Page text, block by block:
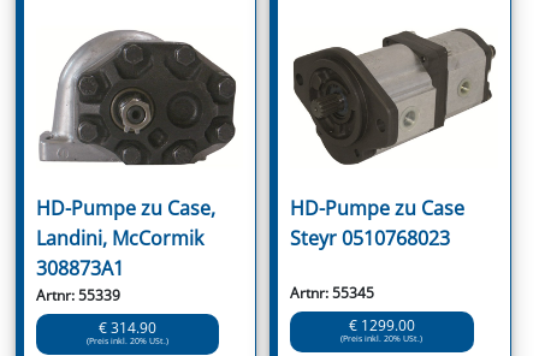
HD-Pumpe zu Case,
Landini, McCormik
308873A1
Artnr: 55339
€ 314.90
(Preis inkl. 20% USt.)
HD-Pumpe zu Case
Steyr 0510768023
Artnr: 55345
€ 1299.00
(Preis inkl. 20% USt.)